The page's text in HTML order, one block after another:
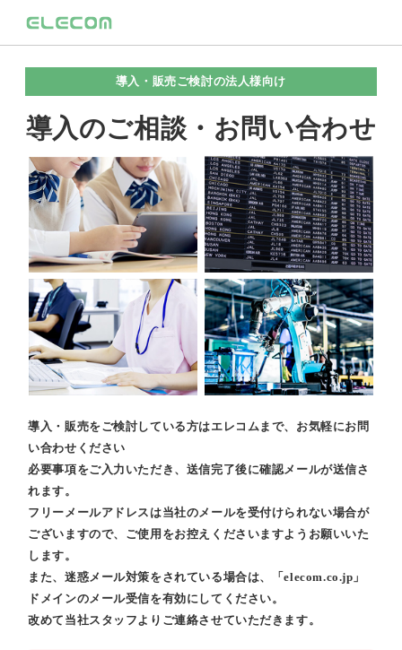
導入・販売ご検討の法人様向け
導入のご相談・お問い合わせ
導入・販売をご検討している方はエレコムまで、お気軽にお問
い合わせください
必要事項をご入力いただき、送信完了後に確認メールが送信さ
れます。
フリーメールアドレスは当社のメールを受付けられない場合が
ございますので、ご使用をお控えくださいますようお願いいた
します。
また、迷惑メール対策をされている場合は、「elecom.co.jp」
ドメインのメール受信を有効にしてください。
改めて当社スタッフよりご連絡させていただきます。